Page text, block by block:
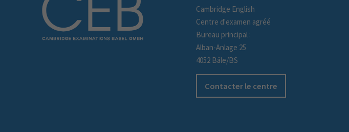
Cambridge English
Centre d'examen agréé
Bureau principal :
Alban-Anlage 25
4052 Bâle/BS
Contacter le centre